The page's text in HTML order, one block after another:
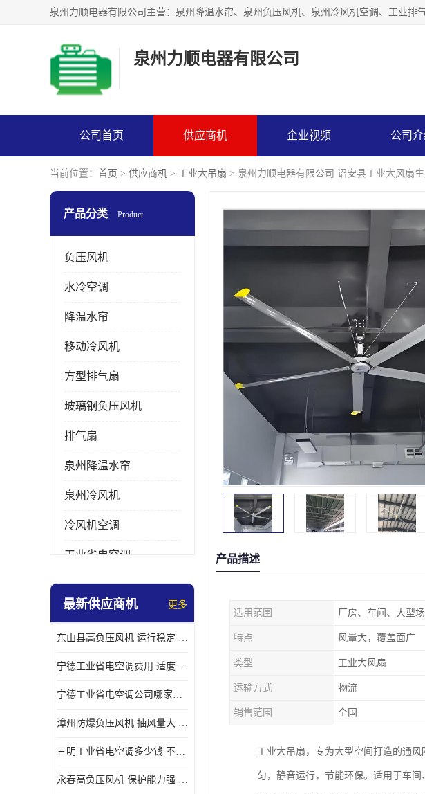
泉州力顺电器有限公司
公司首页 供应商机 企业视频 公司
当前位置： 首页 > 供应商机 > 工业大吊扇 > 泉州力顺电器有限公司 诏安县工业大风扇
产品分类 Product
负压风机
水冷空调
降温水帘
移动冷风机
方型排气扇
玻璃钢负压风机
排气扇
泉州降温水帘
泉州冷风机
冷风机空调
工业省电空调
工业大吊扇
最新供应商机 更多
东山县高负压风机 运行稳定 耐高温 防腐蚀
宁德工业省电空调费用 适度较高 节省占用空间
宁德工业省电空调公司哪家好 适度较高 结构紧凑 美观
漳州防爆负压风机 抽风量大 通风降温效果好
三明工业省电空调多少钱 不受管长限制 保持空气湿润
永春高负压风机 保护能力强 体积大 风道大
产品描述
适用范围 厂房、车间、大型
特点 风量大，覆盖面广
类型 工业大风扇
运输方式 物流
销售范围 全国
工业大吊扇，专为大型空间打造的通
匀，静音运行，节能环保。适用于车间